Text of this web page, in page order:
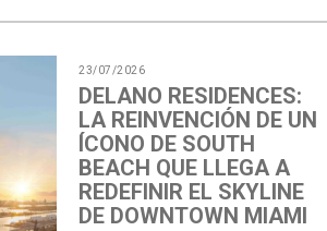
23/07/2026
DELANO RESIDENCES:
LA REINVENCIÓN DE UN
ÍCONO DE SOUTH
BEACH QUE LLEGA A
REDEFINIR EL SKYLINE
DE DOWNTOWN MIAMI